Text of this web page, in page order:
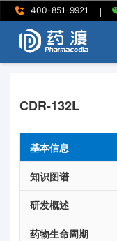
400-851-9921 |
CDR-132L
基本信息
知识图谱
研发概述
药物生命周期